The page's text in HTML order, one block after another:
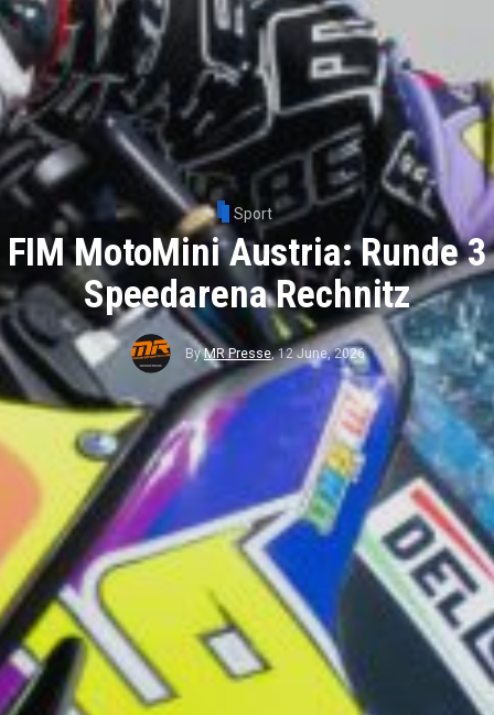
Sport
FIM MotoMini Austria: Runde 3
Speedarena Rechnitz
ByMR Presse,12 June, 2026